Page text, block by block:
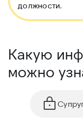
должности.
Какую
можно